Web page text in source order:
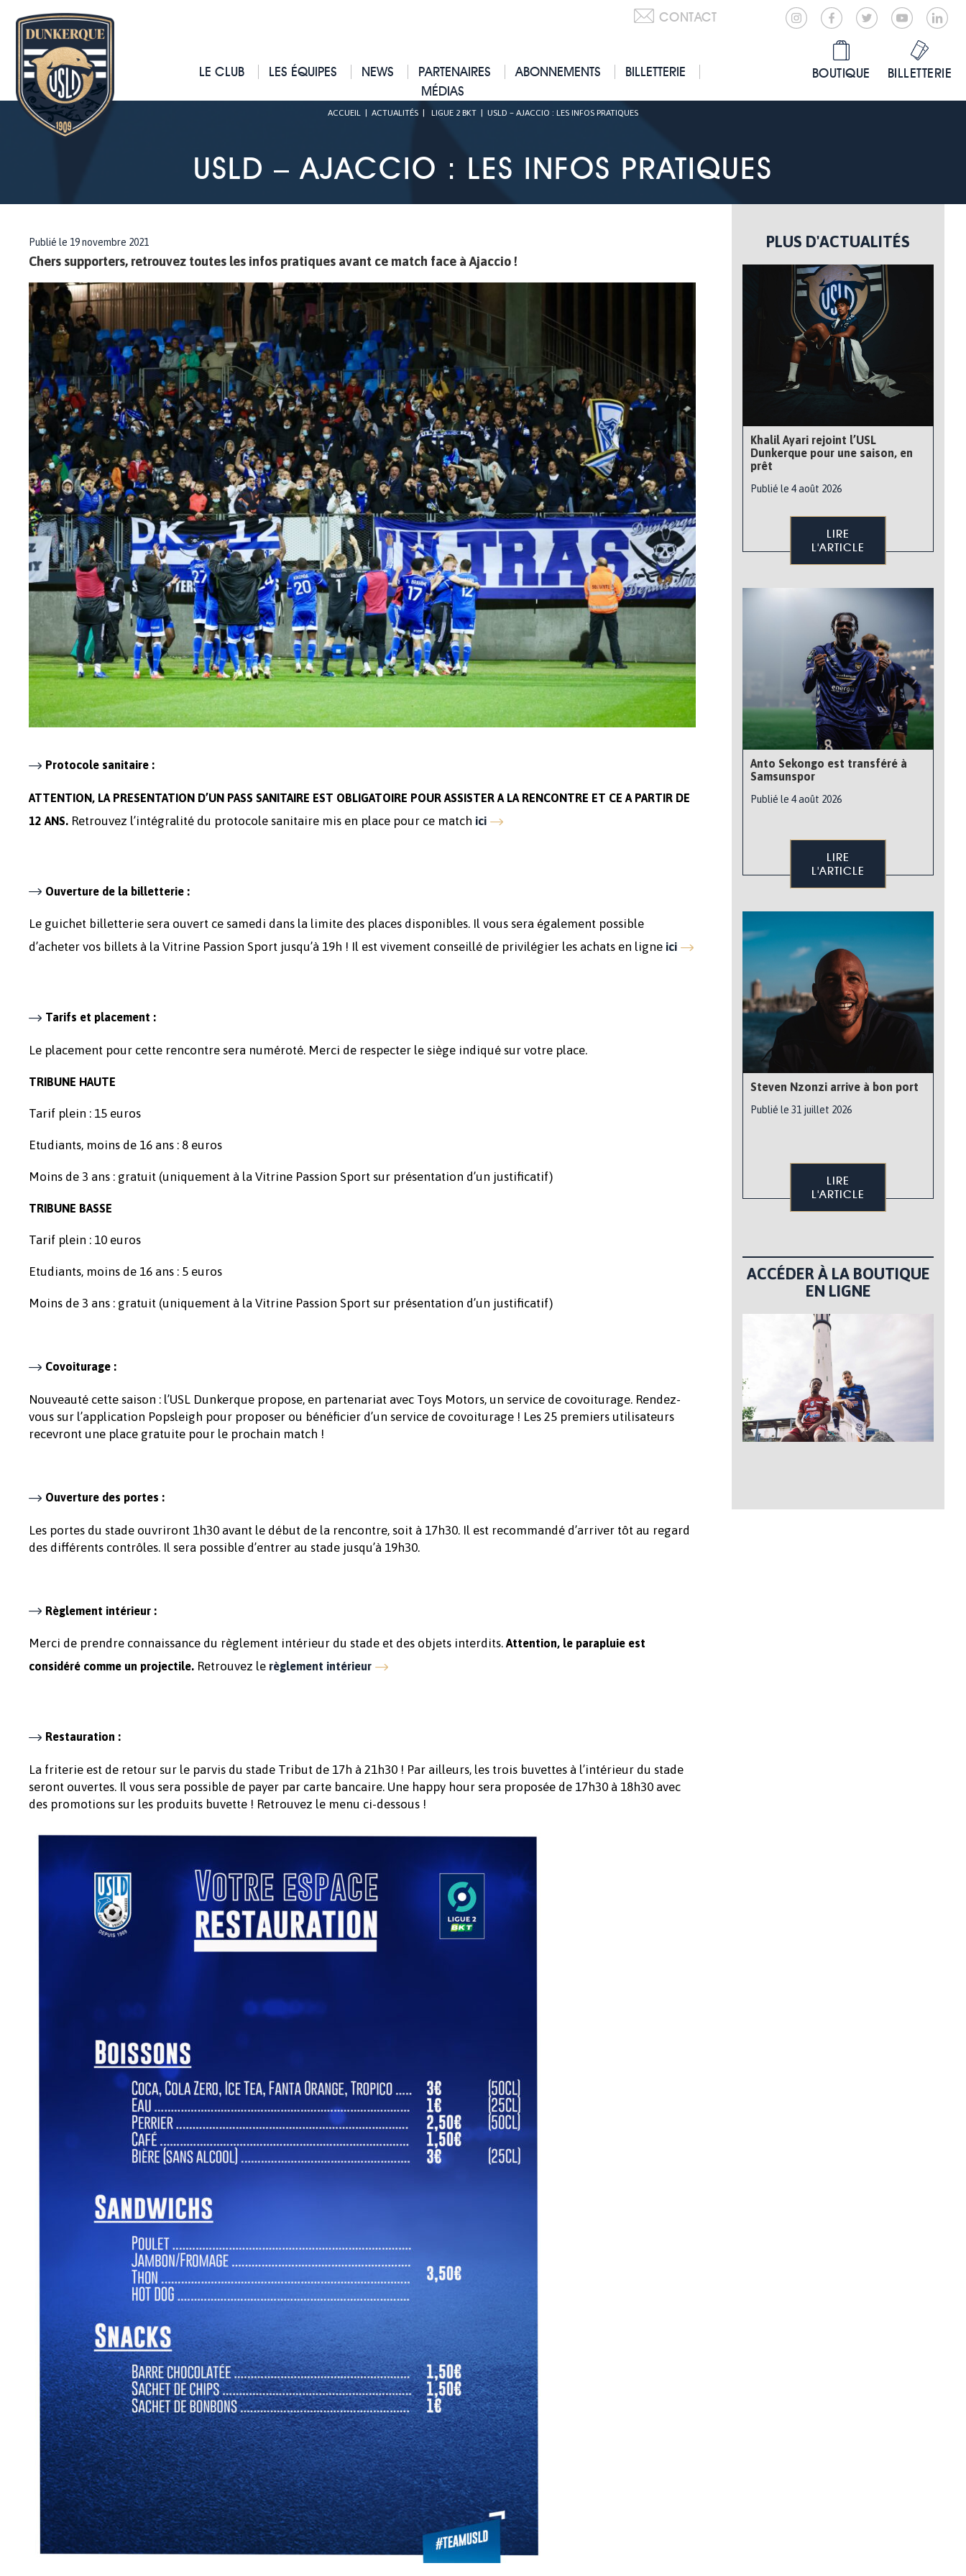
CONTACT
LE CLUB LES ÉQUIPES NEWS PARTENAIRES ABONNEMENTS
BILLETTERIE
MÉDIAS
BOUTIQUE BILLETTERIE
ACCUEIL ACTUALITÉS LIGUE 2 BKT USLD – AJACCIO : LES INFOS PRATIQUES
USLD – AJACCIO : LES INFOS PRATIQUES
Publié le 19 novembre 2021
Chers supporters, retrouvez toutes les infos pratiques avant ce match face à Ajaccio !
Protocole sanitaire :
ATTENTION, LA PRESENTATION D’UN PASS SANITAIRE EST OBLIGATOIRE POUR ASSISTER A LA RENCONTRE ET CE A PARTIR DE
12 ANS. Retrouvez l’intégralité du protocole sanitaire mis en place pour ce match ici
Ouverture de la billetterie :
Le guichet billetterie sera ouvert ce samedi dans la limite des places disponibles. Il vous sera également possible
d’acheter vos billets à la Vitrine Passion Sport jusqu’à 19h ! Il est vivement conseillé de privilégier les achats en ligne ici
Tarifs et placement :
Le placement pour cette rencontre sera numéroté. Merci de respecter le siège indiqué sur votre place.
TRIBUNE HAUTE
Tarif plein : 15 euros
Etudiants, moins de 16 ans : 8 euros
Moins de 3 ans : gratuit (uniquement à la Vitrine Passion Sport sur présentation d’un justificatif)
TRIBUNE BASSE
Tarif plein : 10 euros
Etudiants, moins de 16 ans : 5 euros
Moins de 3 ans : gratuit (uniquement à la Vitrine Passion Sport sur présentation d’un justificatif)
Covoiturage :
Nouveauté cette saison : l’USL Dunkerque propose, en partenariat avec Toys Motors, un service de covoiturage. Rendez-
vous sur l’application Popsleigh pour proposer ou bénéficier d’un service de covoiturage ! Les 25 premiers utilisateurs
recevront une place gratuite pour le prochain match !
Ouverture des portes :
Les portes du stade ouvriront 1h30 avant le début de la rencontre, soit à 17h30. Il est recommandé d’arriver tôt au regard
des différents contrôles. Il sera possible d’entrer au stade jusqu’à 19h30.
Règlement intérieur :
Merci de prendre connaissance du règlement intérieur du stade et des objets interdits. Attention, le parapluie est
considéré comme un projectile. Retrouvez le règlement intérieur
Restauration :
La friterie est de retour sur le parvis du stade Tribut de 17h à 21h30 ! Par ailleurs, les trois buvettes à l’intérieur du stade
seront ouvertes. Il vous sera possible de payer par carte bancaire. Une happy hour sera proposée de 17h30 à 18h30 avec
des promotions sur les produits buvette ! Retrouvez le menu ci-dessous !
PLUS D'ACTUALITÉS
Khalil Ayari rejoint l’USL
Dunkerque pour une saison, en
prêt
Publié le 4 août 2026
LIRE
L'ARTICLE
Anto Sekongo est transféré à
Samsunspor
Publié le 4 août 2026
LIRE
L'ARTICLE
Steven Nzonzi arrive à bon port
Publié le 31 juillet 2026
LIRE
L'ARTICLE
ACCÉDER À LA BOUTIQUE
EN LIGNE